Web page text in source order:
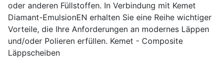
oder anderen Füllstoffen. In Verbindung mit Kemet
Diamant-EmulsionEN erhalten Sie eine Reihe wichtiger
Vorteile, die Ihre Anforderungen an modernes Läppen
und/oder Polieren erfüllen. Kemet - Composite
Läppscheiben